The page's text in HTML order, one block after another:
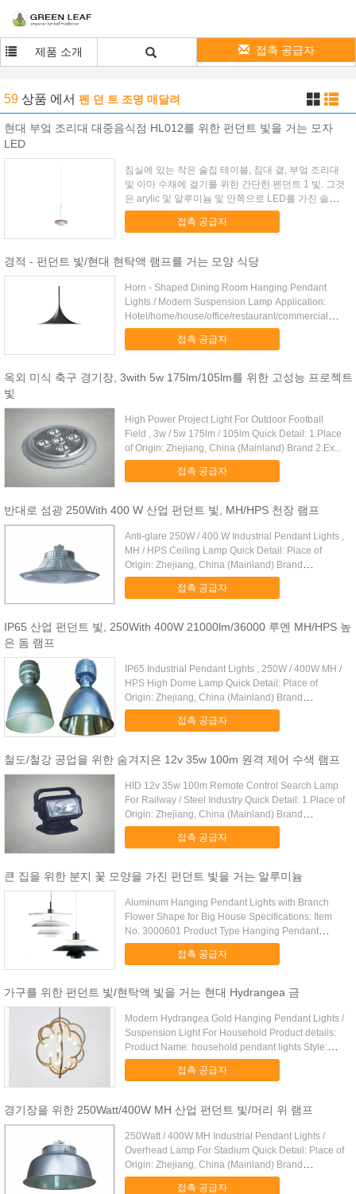
제품 소개 접촉 공급자
59 상품 에서 펜 던 트 조명 매달려
현대 부엌 조리대 대중음식점 HL012를 위한 펀던트 빛을 거는 모자
LED
침실에 있는 작은 술집 테이블, 침대 곁, 부엌 조리대
및 아마 수채에 걸기를 위한 간단한 펜던트 1 빛. 그것
은 arylic 및 알루미늄 및 안쪽으로 LED를 가진 솔질
한 니켈에 있는 모자 모양을 특색짓습니다. 전구를 추
가하는 높은 CRI 범위 ra 80, 및 필요 ...
접촉 공급자
경적 - 펀던트 빛/현대 현탁액 램프를 거는 모양 식당
Horn - Shaped Dining Room Hanging Pendant
Lights / Modern Suspension Lamp Application:
Hotel/home/house/office/restaurant/commercial
store/banquet ...
접촉 공급자
옥외 미식 축구 경기장, 3with 5w 175lm/105lm를 위한 고성능 프로젝트
빛
High Power Project Light For Outdoor Football
Field , 3w / 5w 175lm / 105lm Quick Detail: 1.Place
of Origin: Zhejiang, China (Mainland) Brand 2.Ex...
접촉 공급자
반대로 섬광 250With 400 W 산업 펀던트 빛, MH/HPS 천장 램프
Anti-glare 250W / 400 W Industrial Pendant Lights ,
MH / HPS Ceiling Lamp Quick Detail: Place of
Origin: Zhejiang, China (Mainland) Brand
Number...
접촉 공급자
IP65 산업 펀던트 빛, 250With 400W 21000lm/36000 루멘 MH/HPS 높
은 돔 램프
IP65 Industrial Pendant Lights , 250W / 400W MH /
HPS High Dome Lamp Quick Detail: Place of
Origin: Zhejiang, China (Mainland) Brand
Number:CNGC9810...
접촉 공급자
철도/철강 공업을 위한 숨겨지은 12v 35w 100m 원격 제어 수색 램프
HID 12v 35w 100m Remote Control Search Lamp
For Railway / Steel Industry Quick Detail: 1.Place of
Origin: Zhejiang, China (Mainland) Brand
2.Portable ...
접촉 공급자
큰 집을 위한 분지 꽃 모양을 가진 펀던트 빛을 거는 알루미늄
Aluminum Hanging Pendant Lights with Branch
Flower Shape for Big House Specifications: Item
No. 3000601 Product Type Hanging Pendant
Lights Available ...
접촉 공급자
가구를 위한 펀던트 빛/현탁액 빛을 거는 현대 Hydrangea 금
Modern Hydrangea Gold Hanging Pendant Lights /
Suspension Light For Household Product details:
Product Name: household pendant lights Style:
Modern ...
접촉 공급자
경기장을 위한 250Watt/400W MH 산업 펀던트 빛/머리 위 램프
250Watt / 400W MH Industrial Pendant Lights /
Overhead Lamp For Stadium Quick Detail: Place of
Origin: Zhejiang, China (Mainland) Brand
Number...
접촉 공급자